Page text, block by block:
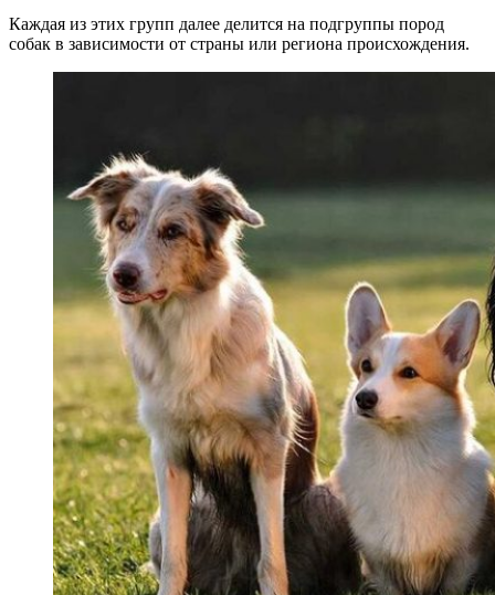
Каждая из этих групп далее делится на подгруппы пород
собак в зависимости от страны или региона происхождения.